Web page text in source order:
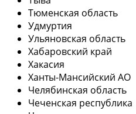
Тюменская область
Удмуртия
Ульяновская область
Хабаровский край
Хакасия
Ханты-Мансийский АО
Челябинская область
Чеченская республика